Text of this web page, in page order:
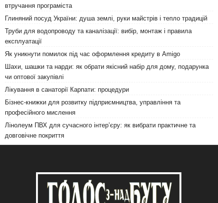
втручання програміста
Глиняний посуд України: душа землі, руки майстрів і тепло традицій
Труби для водопроводу та каналізації: вибір, монтаж і правила
експлуатації
Як уникнути помилок під час оформлення кредиту в Amigo
Шахи, шашки та нарди: як обрати якісний набір для дому, подарунка
чи оптової закупівлі
Лікування в санаторії Карпати: процедури
Бізнес-книжки для розвитку підприємництва, управління та
професійного мислення
Лінолеум ПВХ для сучасного інтер’єру: як вибрати практичне та
довговічне покриття